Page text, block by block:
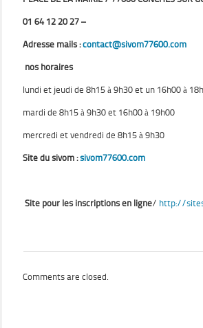
01 64 12 20 27 –
Adresse mails :contact@sivom77600.com
nos horaires
lundi et jeudi de 8h15 à 9h30 et un 16h00 à
mardi de 8h15 à 9h30 et 16h00 à 19h00
mercredi et vendredi de 8h15 à 9h30
Site du sivom :sivom77600.com
Site pour les inscriptions en ligne/ http://
Comments are closed.